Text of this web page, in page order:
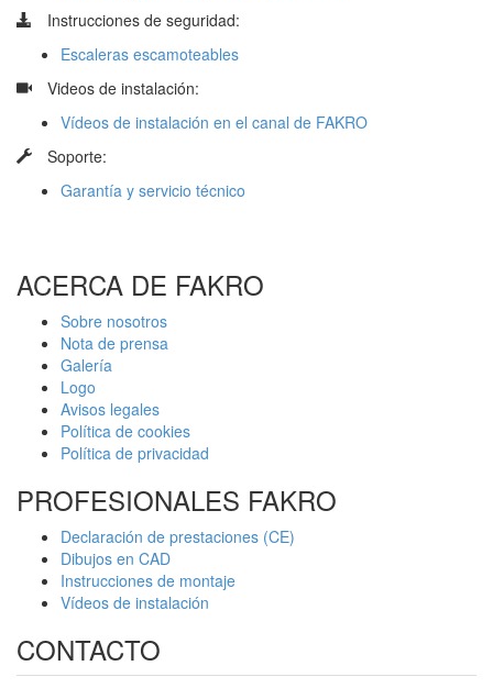
Instrucciones de seguridad:
Escaleras escamoteables
Videos de instalación:
Vídeos de instalación en el canal de FAKRO
Soporte:
Garantía y servicio técnico
ACERCA DE FAKRO
Sobre nosotros
Nota de prensa
Galería
Logo
Avisos legales
Política de cookies
Política de privacidad
PROFESIONALES FAKRO
Declaración de prestaciones (CE)
Dibujos en CAD
Instrucciones de montaje
Vídeos de instalación
CONTACTO